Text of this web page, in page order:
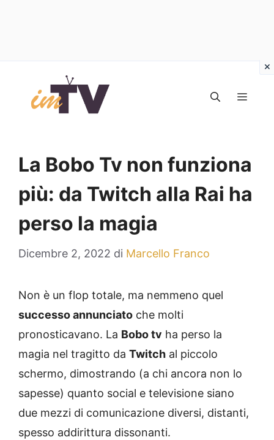
contenuto
La Bobo Tv non funziona
più: da Twitch alla Rai ha
perso la magia
Dicembre 2, 2022 di Marcello Franco
Non è un flop totale, ma nemmeno quel
successo annunciato che molti
pronosticavano. La Bobo tv ha perso la
magia nel tragitto da Twitch al piccolo
schermo, dimostrando (a chi ancora non lo
sapesse) quanto social e televisione siano
due mezzi di comunicazione diversi, distanti,
spesso addirittura dissonanti.